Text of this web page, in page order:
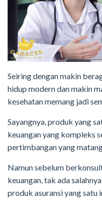
Seiring dengan makin
hidup modern dan makin
kesehatan memang jadi
Sayangnya, produk yang
keuangan yang kompleks
pertimbangan yang
Namun sebelum
keuangan, tak ada
produk asuransi yang satu